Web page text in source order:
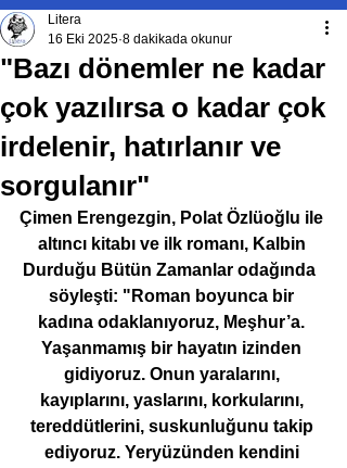
"Bazı dönemler ne kadar
çok yazılırsa o kadar çok
irdelenir, hatırlanır ve
sorgulanır"
Litera
16 Eki 2025 8 dakikada okunur
Çimen Erengezgin, Polat Özlüoğlu ile
altıncı kitabı ve ilk romanı, Kalbin
Durduğu Bütün Zamanlar odağında
söyleşti: "Roman boyunca bir
kadına odaklanıyoruz, Meşhur’a.
Yaşanmamış bir hayatın izinden
gidiyoruz. Onun yaralarını,
kayıplarını, yaslarını, korkularını,
tereddütlerini, suskunluğunu takip
ediyoruz. Yeryüzünden kendini